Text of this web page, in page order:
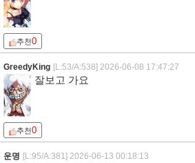
추천0
GreedyKing [L:53/A:538] 2026-06-08 17:47:27
잘보고 가요
추천0
운명 [L:95/A:381] 2026-06-13 00:18:13